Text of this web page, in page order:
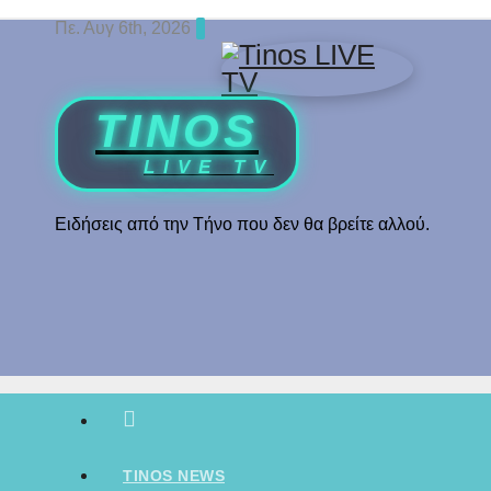
Πε. Αυγ 6th, 2026
Ειδήσεις από την Τήνο που δεν θα βρείτε αλλού.
TINOS NEWS